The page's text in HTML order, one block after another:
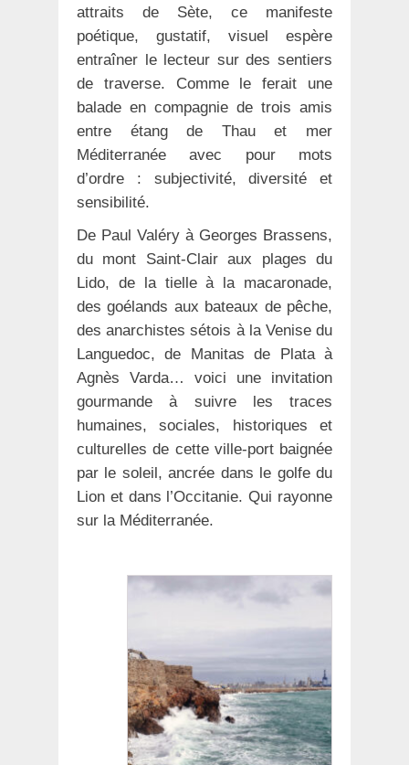
attraits de Sète, ce manifeste
poétique, gustatif, visuel espère
entraîner le lecteur sur des sentiers
de traverse. Comme le ferait une
balade en compagnie de trois amis
entre étang de Thau et mer
Méditerranée avec pour mots
d’ordre : subjectivité, diversité et
sensibilité.
De Paul Valéry à Georges Brassens,
du mont Saint-Clair aux plages du
Lido, de la tielle à la macaronade,
des goélands aux bateaux de pêche,
des anarchistes sétois à la Venise du
Languedoc, de Manitas de Plata à
Agnès Varda… voici une invitation
gourmande à suivre les traces
humaines, sociales, historiques et
culturelles de cette ville-port baignée
par le soleil, ancrée dans le golfe du
Lion et dans l’Occitanie. Qui rayonne
sur la Méditerranée.